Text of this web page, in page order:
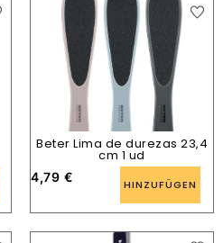
Beter Lima de durezas 23,4
cm 1 ud
4,79 € HINZUFÜGEN